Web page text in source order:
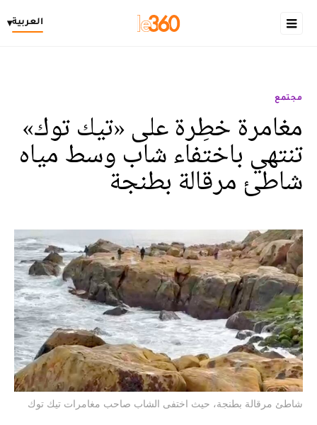
العربية▾
مجتمع
مغامرة خطِرة على «تيك توك»
تنتهي باختفاء شاب وسط مياه
شاطئ مرقالة بطنجة
شاطئ مرقالة بطنجة، حيث اختفى الشاب صاحب مغامرات تيك توك